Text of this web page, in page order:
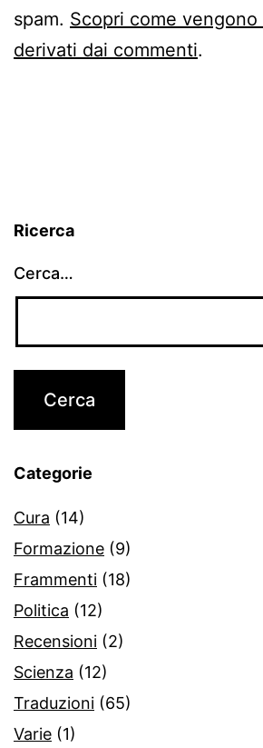
spam. Scopri come
derivati dai commenti.
Ricerca
Cerca…
Categorie
Cura (14)
Formazione (9)
Frammenti (18)
Politica (12)
Recensioni (2)
Scienza (12)
Traduzioni (65)
Varie (1)